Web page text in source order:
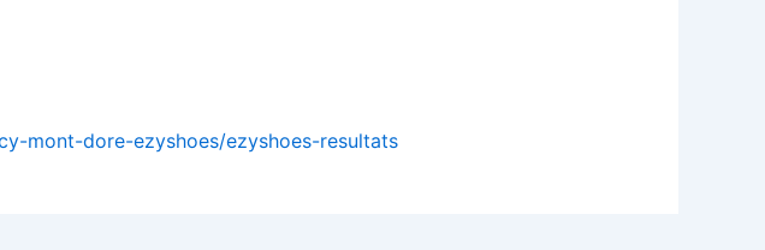
mont-dore-ezyshoes/ezyshoes-resultats